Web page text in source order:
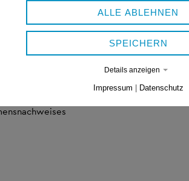
ALLE ABLEHNEN
SPEICHERN
Details anzeigen
Impressum Datenschutz